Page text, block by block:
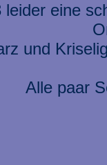
eine
und
Alle paar